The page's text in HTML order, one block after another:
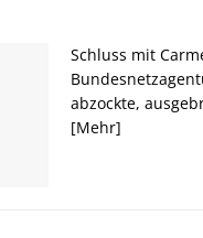
Schluss mit
abzockte,
[Mehr]